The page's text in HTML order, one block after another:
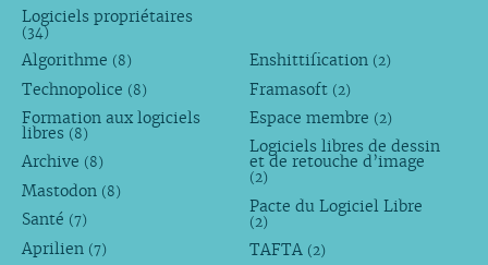
Logiciels propriétaires
(34)
Algorithme (8)
Technopolice (8)
Formation aux logiciels
libres (8)
Archive (8)
Mastodon (8)
Santé (7)
Aprilien (7)
Enshittification (2)
Framasoft (2)
Espace membre (2)
Logiciels libres de dessin
et de retouche d’image
(2)
Pacte du Logiciel Libre
(2)
TAFTA (2)